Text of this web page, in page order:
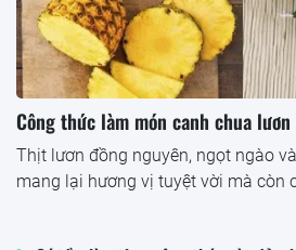
Công thức làm món canh chua
Thịt lươn đồng nguyên, ngọt ngào
mang lại hương vị tuyệt vời mà còn